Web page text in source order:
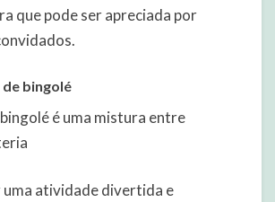
que pode ser apreciada por
de bingolé
é uma mistura entre
uma atividade divertida e